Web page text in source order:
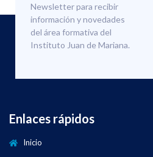
Newsletter para recibir
información y novedades
del área formativa del
Instituto Juan de Mariana.
Enlaces rápidos
Inicio